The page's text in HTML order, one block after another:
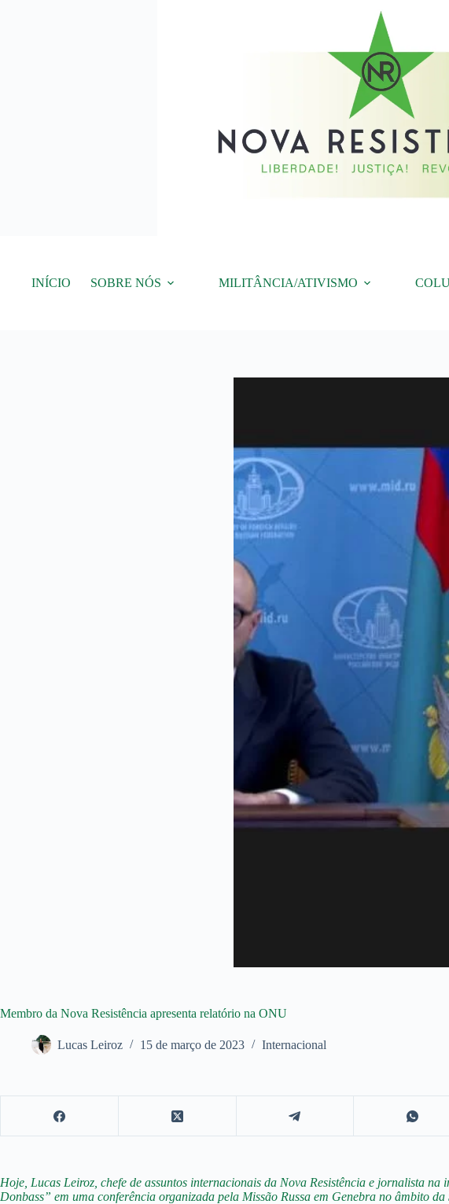
INÍCIO SOBRE NÓS MILITÂNCIA/ATIVISMO
Membro da Nova Resistência apresenta relatório na ONU
Lucas Leiroz 15 de março de 2023 Internacional
Hoje, Lucas Leiroz, chefe de assuntos internacionais da Nova Resistência e jornalista
Donbass” em uma conferência organizada pela Missão Russa em Genebra no âmbito